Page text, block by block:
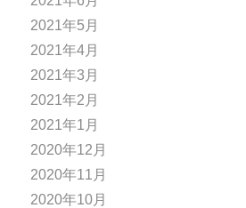
2021年5月
2021年4月
2021年3月
2021年2月
2021年1月
2020年12月
2020年11月
2020年10月